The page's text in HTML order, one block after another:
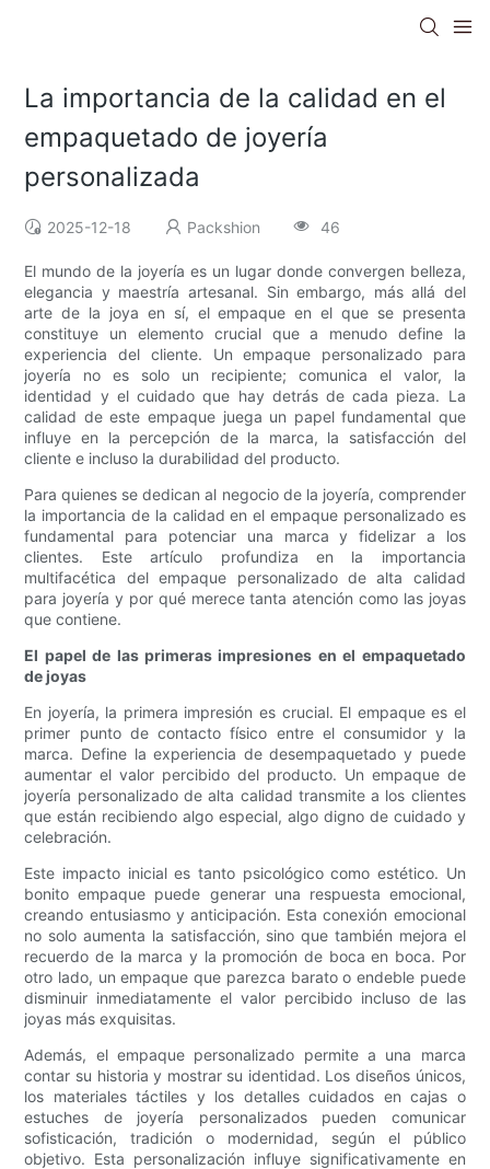
La importancia de la calidad en el
empaquetado de joyería
personalizada
2025-12-18 Packshion 46
El mundo de la joyería es un lugar donde convergen belleza,
elegancia y maestría artesanal. Sin embargo, más allá del
arte de la joya en sí, el empaque en el que se presenta
constituye un elemento crucial que a menudo define la
experiencia del cliente. Un empaque personalizado para
joyería no es solo un recipiente; comunica el valor, la
identidad y el cuidado que hay detrás de cada pieza. La
calidad de este empaque juega un papel fundamental que
influye en la percepción de la marca, la satisfacción del
cliente e incluso la durabilidad del producto.
Para quienes se dedican al negocio de la joyería, comprender
la importancia de la calidad en el empaque personalizado es
fundamental para potenciar una marca y fidelizar a los
clientes. Este artículo profundiza en la importancia
multifacética del empaque personalizado de alta calidad
para joyería y por qué merece tanta atención como las joyas
que contiene.
El papel de las primeras impresiones en el empaquetado
de joyas
En joyería, la primera impresión es crucial. El empaque es el
primer punto de contacto físico entre el consumidor y la
marca. Define la experiencia de desempaquetado y puede
aumentar el valor percibido del producto. Un empaque de
joyería personalizado de alta calidad transmite a los clientes
que están recibiendo algo especial, algo digno de cuidado y
celebración.
Este impacto inicial es tanto psicológico como estético. Un
bonito empaque puede generar una respuesta emocional,
creando entusiasmo y anticipación. Esta conexión emocional
no solo aumenta la satisfacción, sino que también mejora el
recuerdo de la marca y la promoción de boca en boca. Por
otro lado, un empaque que parezca barato o endeble puede
disminuir inmediatamente el valor percibido incluso de las
joyas más exquisitas.
Además, el empaque personalizado permite a una marca
contar su historia y mostrar su identidad. Los diseños únicos,
los materiales táctiles y los detalles cuidados en cajas o
estuches de joyería personalizados pueden comunicar
sofisticación, tradición o modernidad, según el público
objetivo. Esta personalización influye significativamente en